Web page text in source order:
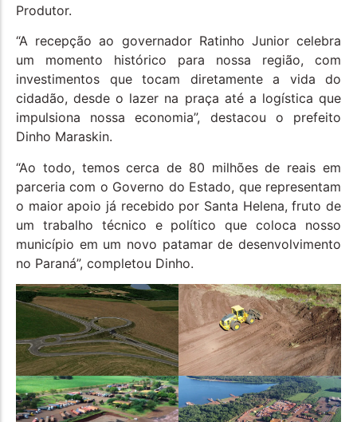
Produtor.
“A recepção ao governador Ratinho Junior celebra
um momento histórico para nossa região, com
investimentos que tocam diretamente a vida do
cidadão, desde o lazer na praça até a logística que
impulsiona nossa economia”, destacou o prefeito
Dinho Maraskin.
“Ao todo, temos cerca de 80 milhões de reais em
parceria com o Governo do Estado, que representam
o maior apoio já recebido por Santa Helena, fruto de
um trabalho técnico e político que coloca nosso
município em um novo patamar de desenvolvimento
no Paraná”, completou Dinho.